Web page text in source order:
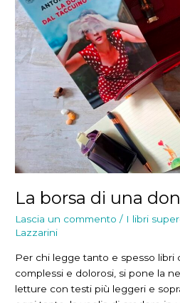
La borsa di una
Lascia un commento / I libri
Lazzarini
Per chi legge tanto e spesso
complessi e dolorosi, si pone la
letture con testi più leggeri e